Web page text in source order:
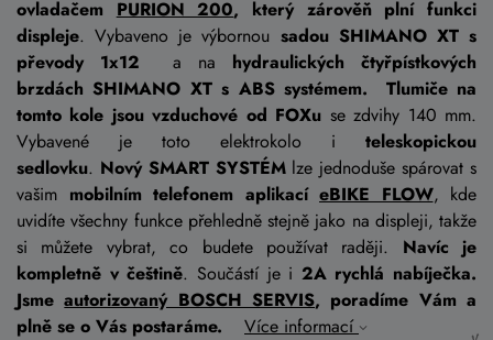
ovladačem PURION 200, který zárověň plní funkci
displeje. Vybaveno je výbornou sadou SHIMANO XT s
převody 1x12 a na hydraulických čtyřpístkových
brzdách SHIMANO XT s ABS systémem.
Tlumiče na
tomto kole jsou vzduchové od FOXu se zdvihy 140 mm.
Vybavené je toto elektrokolo i teleskopickou
sedlovku. Nový SMART SYSTÉMlze jednoduše spárovat s
vašim mobilním telefonem aplikací eBIKE FLOW, kde
uvidíte všechny funkce přehledně stejně jako na displeji, takže
si můžete vybrat, co budete používat raději. Navíc je
kompletně v češtině. Součástí je i 2A rychlá nabíječka.
Jsmeautorizovaný BOSCH SERVIS, poradíme Vám a
plně se o Vás postaráme.
Více informací